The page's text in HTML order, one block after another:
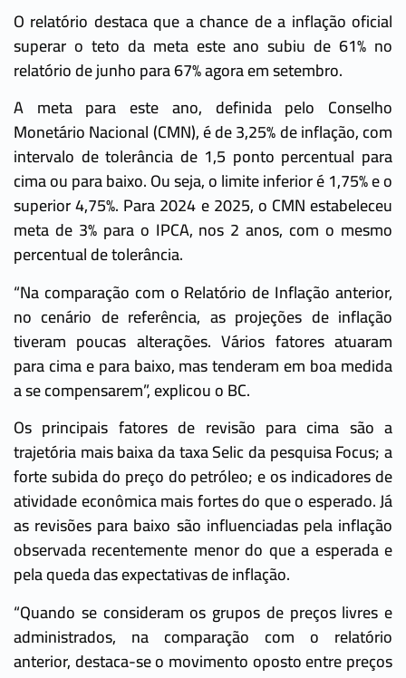
O relatório destaca que a chance de a inflação oficial
superar o teto da meta este ano subiu de 61% no
relatório de junho para 67% agora em setembro.
A meta para este ano, definida pelo Conselho
Monetário Nacional (CMN), é de 3,25% de inflação, com
intervalo de tolerância de 1,5 ponto percentual para
cima ou para baixo. Ou seja, o limite inferior é 1,75% e o
superior 4,75%. Para 2024 e 2025, o CMN estabeleceu
meta de 3% para o IPCA, nos 2 anos, com o mesmo
percentual de tolerância.
“Na comparação com o Relatório de Inflação anterior,
no cenário de referência, as projeções de inflação
tiveram poucas alterações. Vários fatores atuaram
para cima e para baixo, mas tenderam em boa medida
a se compensarem”, explicou o BC.
Os principais fatores de revisão para cima são a
trajetória mais baixa da taxa Selic da pesquisa Focus; a
forte subida do preço do petróleo; e os indicadores de
atividade econômica mais fortes do que o esperado. Já
as revisões para baixo são influenciadas pela inflação
observada recentemente menor do que a esperada e
pela queda das expectativas de inflação.
“Quando se consideram os grupos de preços livres e
administrados, na comparação com o relatório
anterior, destaca-se o movimento oposto entre preços